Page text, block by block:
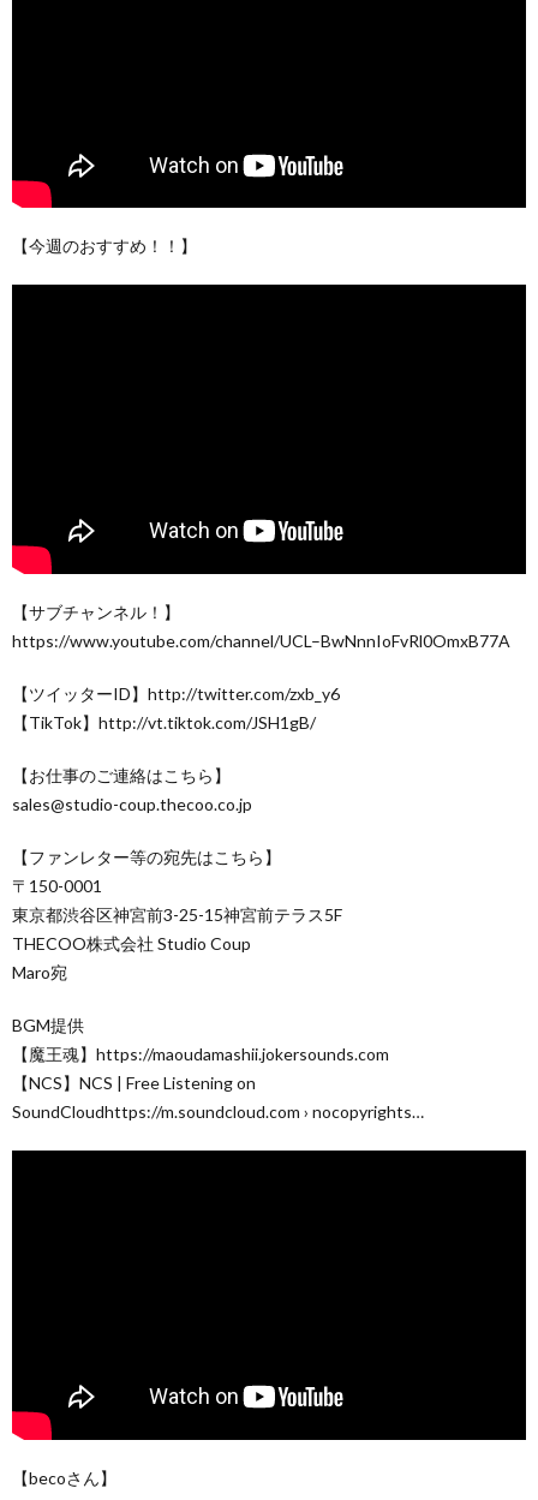
【今週のおすすめ！！】
【サブチャンネル！】
https://www.youtube.com/channel/UCL–BwNnnIoFvRl0OmxB77A
【ツイッターID】http://twitter.com/zxb_y6
【TikTok】http://vt.tiktok.com/JSH1gB/
【お仕事のご連絡はこちら】
sales@studio-coup.thecoo.co.jp
【ファンレター等の宛先はこちら】
〒150-0001
東京都渋谷区神宮前3-25-15神宮前テラス5F
THECOO株式会社 Studio Coup
Maro宛
BGM提供
【魔王魂】https://maoudamashii.jokersounds.com
【NCS】NCS | Free Listening on
SoundCloudhttps://m.soundcloud.com › nocopyrights…
【becoさん】